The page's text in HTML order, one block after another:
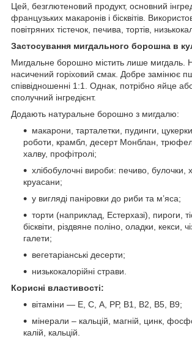
Цей, безглютеновий продукт, основний
французьких макаронів і бісквітів.
повітряних тістечок, печива, тортів,
Застосування мигдального борошна в
Мигдальне борошно містить лише мигдаль.
насичений горіховий смак. Добре замінює
співвідношенні 1:1. Однак, потрібно яйце
сполучний інгредієнт.
Додають натуральне борошно з мигдалю:
макарони, тарталетки, пудинги,
роботи, крамбл, десерт Монблан,
халву, профітролі;
хлібобулочні вироби: печиво, булочки,
круасани;
у вигляді паніровки до риби та м’яса;
торти (наприклад, Естерхазі), пироги,
бісквіти, різдвяне поліно, оладки, кекси,
галети;
вегетаріанські десерти;
низькокалорійні страви.
Корисні властивості:
вітаміни — Е, С, А, РР, В1, В2, В5, В9;
мінерали – кальцій, магній, цинк,
калій, кальцій.